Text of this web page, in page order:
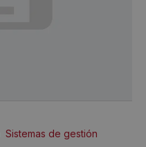
Sistemas de gestión